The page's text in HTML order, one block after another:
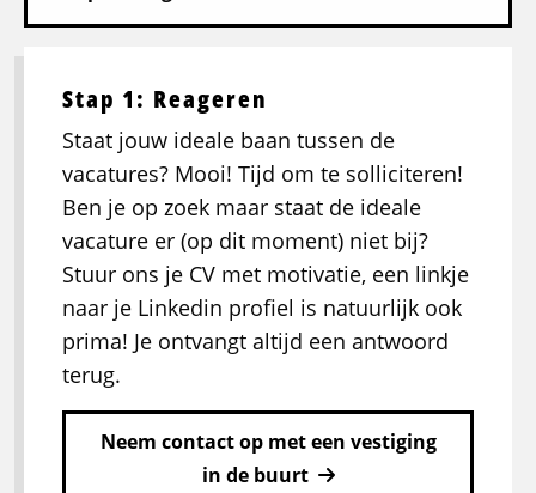
Stap 1: Reageren
Staat jouw ideale baan tussen de
vacatures? Mooi! Tijd om te solliciteren!
Ben je op zoek maar staat de ideale
vacature er (op dit moment) niet bij?
Stuur ons je CV met motivatie, een linkje
naar je Linkedin profiel is natuurlijk ook
prima! Je ontvangt altijd een antwoord
terug.
Neem contact op met een vestiging
in de buurt